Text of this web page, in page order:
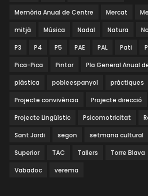
Memòria Anual de Centre Mercat
mitjà Música Nadal Natura
P3 P4 P5 PAE PAL Pati
Pica-Pica Pintor Pla General Anual
plàstica pobleespanyol pràctiques
Projecte convivència Projecte direcció
Projecte Lingüístic Psicomotricitat
Sant Jordi segon setmana cultural
Superior TAC Tallers Torre Blava
Vabadoc verema